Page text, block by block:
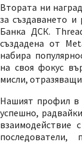
Втората ни
за създаването
Банка ДСК.
създадена от
набира
на своя фокус
мисли,
Нашият профил в
успешно,
взаимодействие